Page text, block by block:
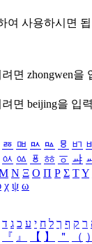
여 사용하시면
면 zhongwen을
면 beijing을 입
ㅭ ㅮ ㅯ ㅰ ㅱ ㅲ
ㆂ ㆃ ㆄ ㆅ ㆆ ㆇ
Ν Ξ Ο Π Ρ Σ ΤΥ
χ ψ ω
ר ק ף ך ל ח י ע כ ג ד
『 』 【 】 ＂ （ ）